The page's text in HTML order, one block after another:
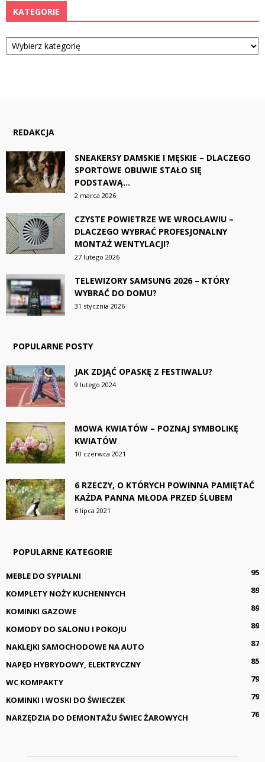
KATEGORIE
Kategorie
REDAKCJA
SNEAKERSY DAMSKIE I MĘSKIE – DLACZEGO
SPORTOWE OBUWIE STAŁO SIĘ
PODSTAWĄ...
2 marca 2026
CZYSTE POWIETRZE WE WROCŁAWIU –
DLACZEGO WYBRAĆ PROFESJONALNY
MONTAŻ WENTYLACJI?
27 lutego 2026
TELEWIZORY SAMSUNG 2026 – KTÓRY
WYBRAĆ DO DOMU?
31 stycznia 2026
POPULARNE POSTY
JAK ZDJĄĆ OPASKĘ Z FESTIWALU?
9 lutego 2024
MOWA KWIATÓW – POZNAJ SYMBOLIKĘ
KWIATÓW
10 czerwca 2021
6 RZECZY, O KTÓRYCH POWINNA PAMIĘTAĆ
KAŻDA PANNA MŁODA PRZED ŚLUBEM
6 lipca 2021
POPULARNE KATEGORIE
MEBLE DO SYPIALNI
95
KOMPLETY NOŻY KUCHENNYCH
89
KOMINKI GAZOWE
89
KOMODY DO SALONU I POKOJU
89
NAKLEJKI SAMOCHODOWE NA AUTO
87
NAPĘD HYBRYDOWY, ELEKTRYCZNY
85
WC KOMPAKTY
79
KOMINKI I WOSKI DO ŚWIECZEK
79
NARZĘDZIA DO DEMONTAŻU ŚWIEC ŻAROWYCH
76